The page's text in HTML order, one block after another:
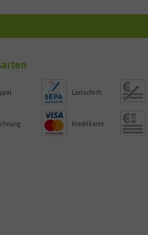
Lastschrift
Kreditkarte